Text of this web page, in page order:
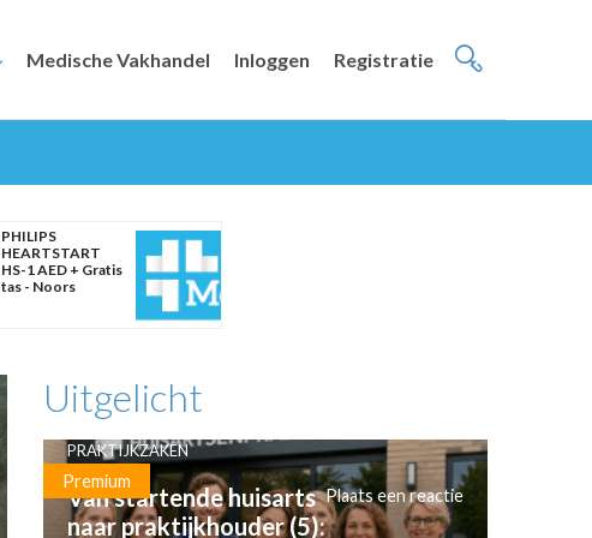
Medische Vakhandel Inloggen Registratie
PHILIPS
HEARTSTART
HS-1 AED + Gratis
tas - Noors
Uitgelicht
Premium
PRAKTIJKZAKEN
Van startende huisarts
naar praktijkhouder (5):
Plaats een reactie